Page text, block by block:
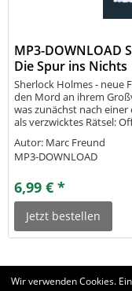
MP3-DOWNLOAD
Die Spur ins Nichts
Sherlock Holmes - neue
den Mord an ihrem
was zunächst nach
als verzwicktes Rätsel:
Autor: Marc Freund
MP3-DOWNLOAD
6,99 € *
Jetzt bestellen
Wir verwenden Cookies.